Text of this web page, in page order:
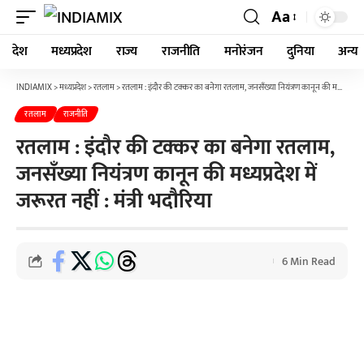
Aa
देश मध्यप्रदेश राज्य राजनीति मनोरंजन दुनिया अन्य
INDIAMIX>मध्यप्रदेश>रतलाम>रतलाम : इंदौर की टक्कर का बनेगा रतलाम, जनसँख्या नियंत्रण कानून की मध्यप्रदेश में जरूरत नहीं : मंत्री भदौरिया
रतलाम राजनीति
रतलाम : इंदौर की टक्कर का बनेगा रतलाम,
जनसँख्या नियंत्रण कानून की मध्यप्रदेश में
जरूरत नहीं : मंत्री भदौरिया
6 Min Read